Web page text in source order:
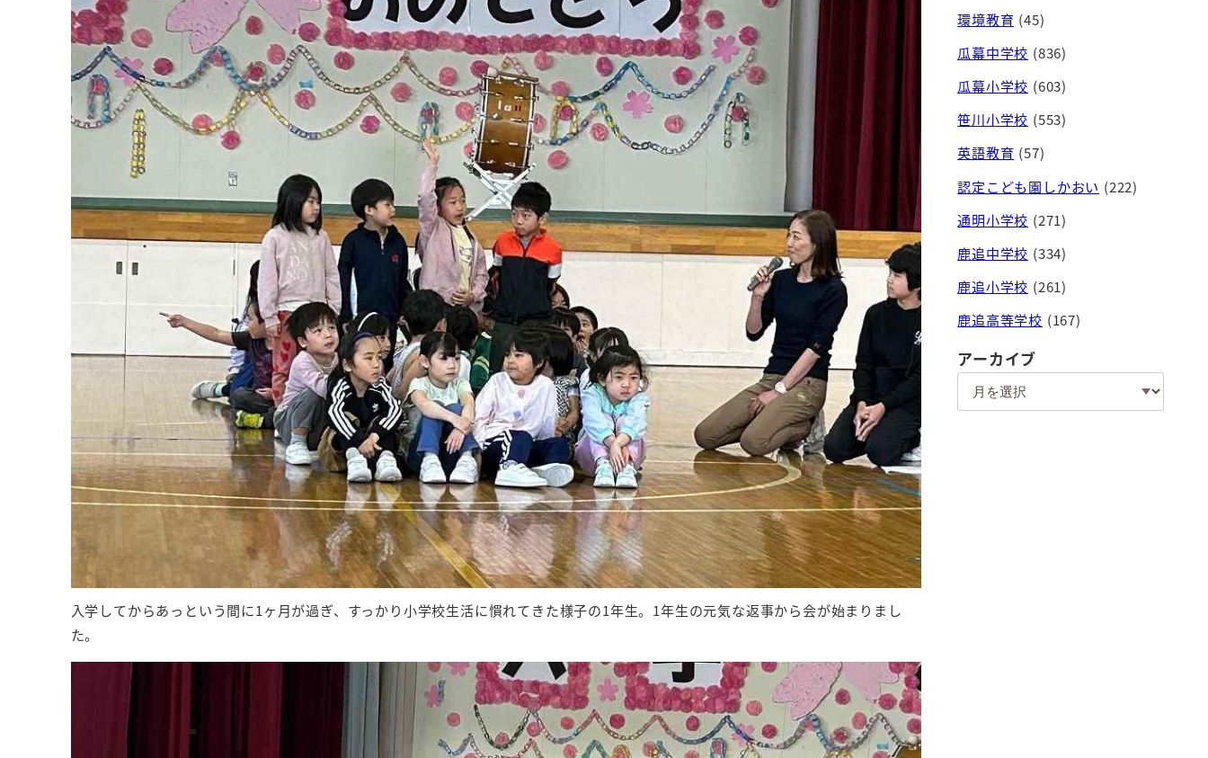
入学してからあっという間に1ヶ月が過ぎ、すっかり小学校生活に慣れてきた様子の1年生。1年生の元気な返事から会が始まりまし
た。
環境教育 (45)
瓜幕中学校 (836)
瓜幕小学校 (603)
笹川小学校 (553)
英語教育 (57)
認定こども園しかおい (222)
通明小学校 (271)
鹿追中学校 (334)
鹿追小学校 (261)
鹿追高等学校 (167)
アーカイブ